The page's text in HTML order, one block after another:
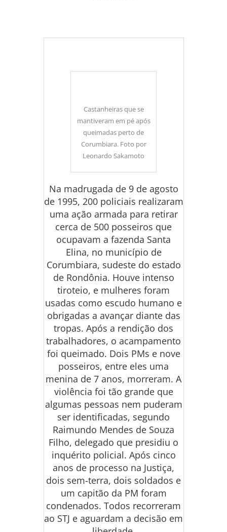
Castanheiras que se
mantiveram em pé após
queimadas perto de
Corumbiara. Foto por
Leonardo Sakamoto
Na madrugada de 9 de agosto
de 1995, 200 policiais realizaram
uma ação armada para retirar
cerca de 500 posseiros que
ocupavam a fazenda Santa
Elina, no município de
Corumbiara, sudeste do estado
de Rondônia. Houve intenso
tiroteio, e mulheres foram
usadas como escudo humano e
obrigadas a avançar diante das
tropas. Após a rendição dos
trabalhadores, o acampamento
foi queimado. Dois PMs e nove
posseiros, entre eles uma
menina de 7 anos, morreram. A
violência foi tão grande que
algumas pessoas nem puderam
ser identificadas, segundo
Raimundo Mendes de Souza
Filho, delegado que presidiu o
inquérito policial. Após cinco
anos de processo na Justiça,
dois sem-terra, dois soldados e
um capitão da PM foram
condenados. Todos recorreram
ao STJ e aguardam a decisão em